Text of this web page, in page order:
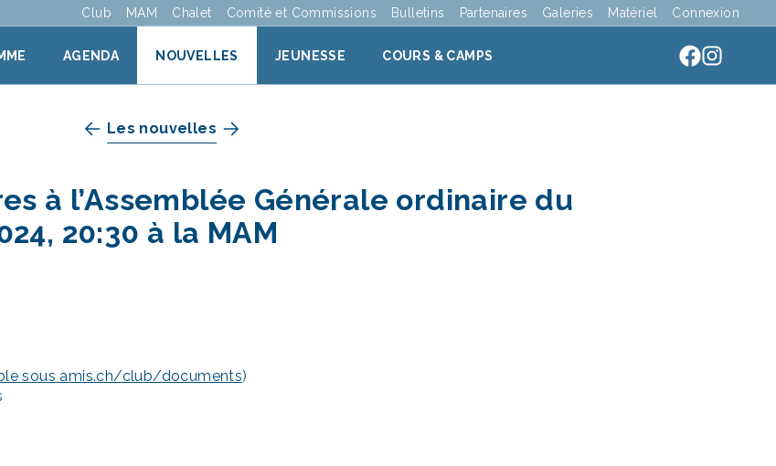
Club MAM Chalet Comité et Commissions Bulletins Partenaires Galeries Matériel Connexion
AGENDA NOUVELLES JEUNESSE COURS & CAMPS
Les nouvelles
à l’Assemblée Générale ordinaire du
20:30 à la MAM
sous amis.ch/club/documents)